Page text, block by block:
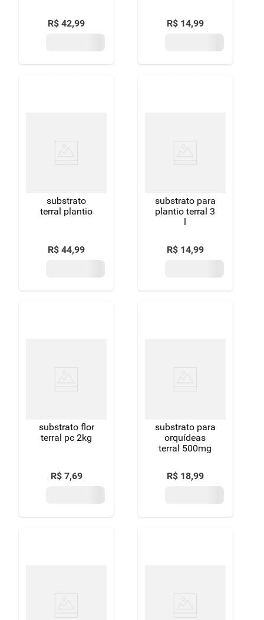
R$ 42,99 R$ 14,99
substrato
terral plantio
R$ 44,99
substrato para
plantio terral 3
l
R$ 14,99
substrato flor
terral pc 2kg
R$ 7,69
substrato para
orquídeas
terral 500mg
R$ 18,99